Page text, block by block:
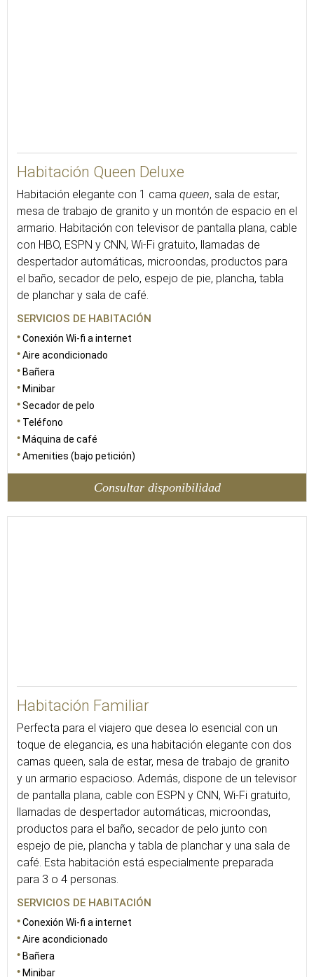
Habitación Queen Deluxe
Habitación elegante con 1 cama queen, sala de estar,
mesa de trabajo de granito y un montón de espacio en el
armario. Habitación con televisor de pantalla plana, cable
con HBO, ESPN y CNN, Wi-Fi gratuito, llamadas de
despertador automáticas, microondas, productos para
el baño, secador de pelo, espejo de pie, plancha, tabla
de planchar y sala de café.
SERVICIOS DE HABITACIÓN
Conexión Wi-fi a internet
Aire acondicionado
Bañera
Minibar
Secador de pelo
Teléfono
Máquina de café
Amenities (bajo petición)
Consultar disponibilidad
Habitación Familiar
Perfecta para el viajero que desea lo esencial con un
toque de elegancia, es una habitación elegante con dos
camas queen, sala de estar, mesa de trabajo de granito
y un armario espacioso. Además, dispone de un televisor
de pantalla plana, cable con ESPN y CNN, Wi-Fi gratuito,
llamadas de despertador automáticas, microondas,
productos para el baño, secador de pelo junto con
espejo de pie, plancha y tabla de planchar y una sala de
café. Esta habitación está especialmente preparada
para 3 o 4 personas.
SERVICIOS DE HABITACIÓN
Conexión Wi-fi a internet
Aire acondicionado
Bañera
Minibar